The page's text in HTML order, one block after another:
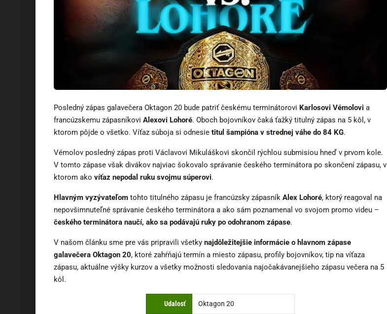
Posledný zápas galavečera Oktagon 20 bude patriť českému terminátorovi Karlosovi Vémolovi a
francúzskemu zápasníkovi Alexovi Lohoré. Oboch bojovníkov čaká ťažký titulný zápas na 5 kôl, v
ktorom pôjde o všetko. Víťaz súboja si odnesie titul šampióna v strednej váhe do 84 KG.
Vémolov posledný zápas proti Václavovi Mikuláškovi skončil rýchlou submisiou hneď v prvom kole.
V tomto zápase však divákov najviac šokovalo správanie českého terminátora po skončení zápasu, v
ktorom ako víťaz nepodal ruku svojmu súperovi.
Hlavným vyzývateľom tohto titulného zápasu je francúzsky zápasník Alex Lohoré, ktorý reagoval na
nepovšimnuteľné správanie českého terminátora a ako sám poznamenal vo svojom promo videu –
českého terminátora naučí, ako sa podávajú ruky po odohranom zápase.
V našom článku sme pre vás pripravili všetky najdôležitejšie informácie o hlavnom zápase
galavečera Oktagon 20, ktoré zahŕňajú termín a miesto zápasu, profily bojovníkov, tip na víťaza
zápasu, aktuálne výšky kurzov a všetky možnosti sledovania najočakávanejšieho zápasu večera na 5
kôl.
Udalosť Oktagon 20